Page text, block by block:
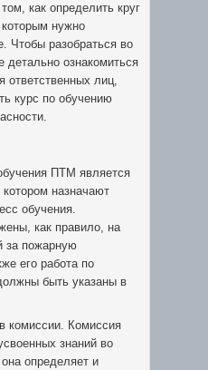
как определить круг
нужно
Чтобы разобраться во
ознакомиться
ответственных лиц,
курс по обучению
ПТМ является
назначают
обучения.
как правило, на
за пожарную
его работа по
быть указаны в
комиссии. Комиссия
знаний во
определяет и